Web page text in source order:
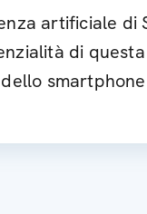
artificiale di
di
smartphone